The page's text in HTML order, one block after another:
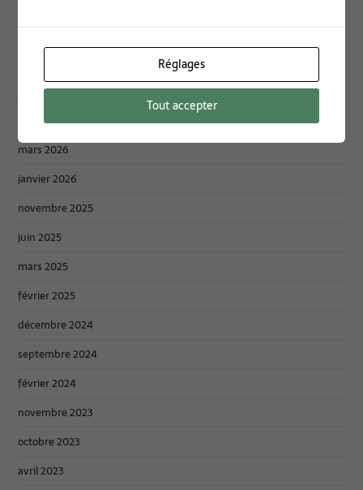
Philosophie
mars 2026
janvier 2026
novembre 2025
juin 2025
mars 2025
février 2025
décembre 2024
septembre 2024
février 2024
novembre 2023
octobre 2023
avril 2023
Réglages
Tout accepter